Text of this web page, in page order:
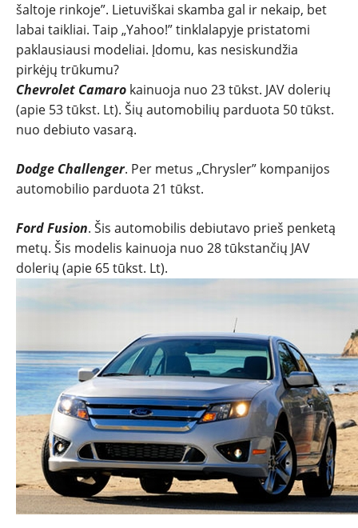
NAUJIENOS
NAUJI
NAUDOTI
SPORTAS
ĮVAIRENYBĖS
šaltoje rinkoje”. Lietuviškai skamba gal ir nekaip, bet
labai taikliai. Taip „Yahoo!” tinklalapyje pristatomi
paklausiausi modeliai. Įdomu, kas nesiskundžia
pirkėjų trūkumu?
Chevrolet Camaro kainuoja nuo 23 tūkst. JAV dolerių
(apie 53 tūkst. Lt). Šių automobilių parduota 50 tūkst.
nuo debiuto vasarą.
Dodge Challenger. Per metus „Chrysler” kompanijos
automobilio parduota 21 tūkst.
Ford Fusion. Šis automobilis debiutavo prieš penketą
metų. Šis modelis kainuoja nuo 28 tūkstančių JAV
dolerių (apie 65 tūkst. Lt).